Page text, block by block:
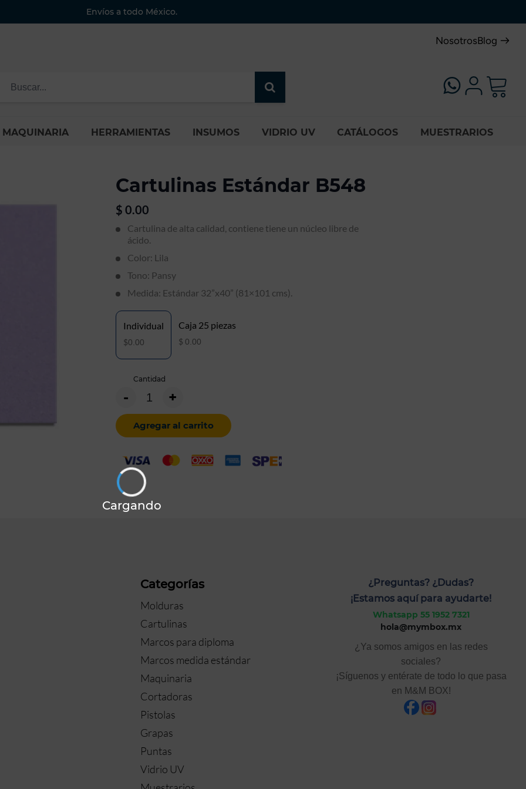
Envíos a todo México.
NosotrosBlog
MAQUINARIA HERRAMIENTAS INSUMOS VIDRIO UV CATÁLOGOS MUESTRARIOS
Cartulinas Estándar B548
$ 0.00
Cartulina de alta calidad, contiene tiene un núcleo libre de
ácido.
Color: Lila
Tono: Pansy
Medida: Estándar 32”x40” (81×101 cms).
Individual
$0.00
Caja 25 piezas
$ 0.00
Cantidad
- +
Agregar al carrito
Cargando
Categorías
Molduras
Cartulinas
Marcos para diploma
Marcos medida estándar
Maquinaria
Cortadoras
Pistolas
Grapas
Puntas
Vidrio UV
¿Preguntas? ¿Dudas?
¡Estamos aquí para ayudarte!
Whatsapp 55 1952 7321
hola@mymbox.mx
¿Ya somos amigos en las redes
sociales?
¡Síguenos y entérate de todo lo que pasa
en M&M BOX!